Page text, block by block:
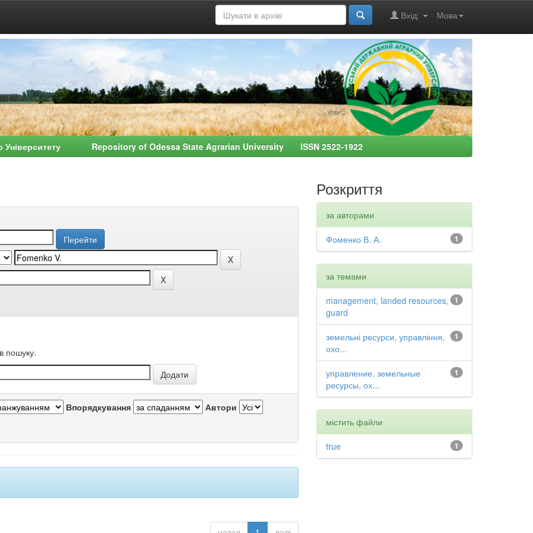
Мова
Вхід:
Університету Repository of Odessa State Agrarian University ISSN 2522-1922
пошуку.
Впорядкування Автори
Розкриття
за авторами
1
Фоменко В. А.
за темами
1
management, landed resources,
guard
1
земельні ресурси, управління,
охо...
1
управление, земельные
ресурсы, ох...
містить файли
1
true